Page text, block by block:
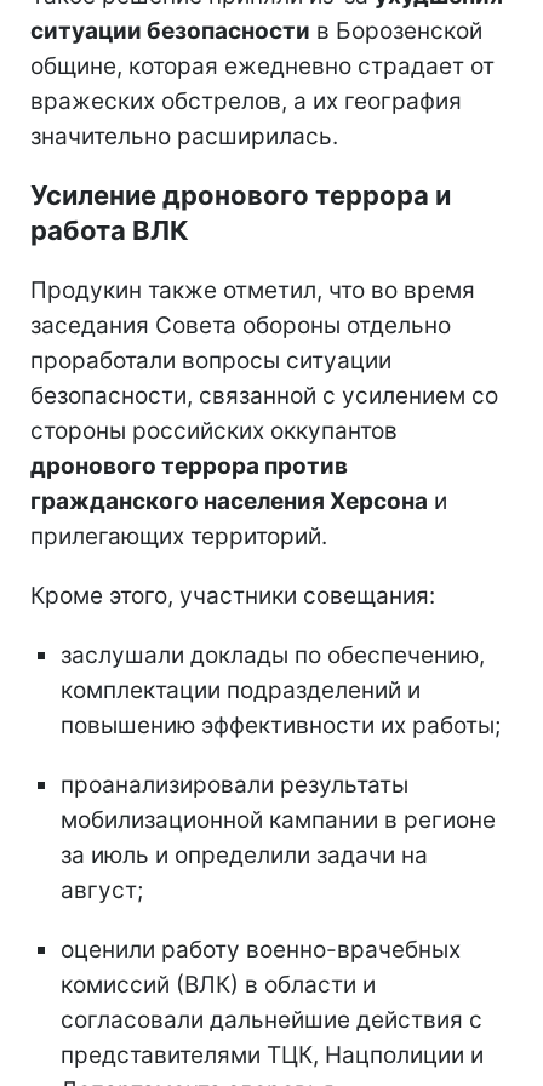
ситуации безопасности в Борозенской
общине, которая ежедневно страдает от
вражеских обстрелов, а их география
значительно расширилась.
Усиление дронового террора и
работа ВЛК
Продукин также отметил, что во время
заседания Совета обороны отдельно
проработали вопросы ситуации
безопасности, связанной с усилением со
стороны российских оккупантов
дронового террора против
гражданского населения Херсона и
прилегающих территорий.
Кроме этого, участники совещания:
заслушали доклады по обеспечению,
комплектации подразделений и
повышению эффективности их работы;
проанализировали результаты
мобилизационной кампании в регионе
за июль и определили задачи на
август;
оценили работу военно-врачебных
комиссий (ВЛК) в области и
согласовали дальнейшие действия с
представителями ТЦК, Нацполиции и